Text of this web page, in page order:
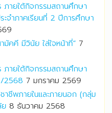
ายใต้กิจกรรมสถานศึกษา
จำภาคเรียนที่ 2 ปีการศึกษา
มัคคี มีวินัย ใส่ใจหน้าที่” 7
ายใต้กิจกรรมสถานศึกษา
2568 7 มกราคม 2569
าชีพภายในและภายนอก (กลุ่ม
8 ธันวาคม 2568